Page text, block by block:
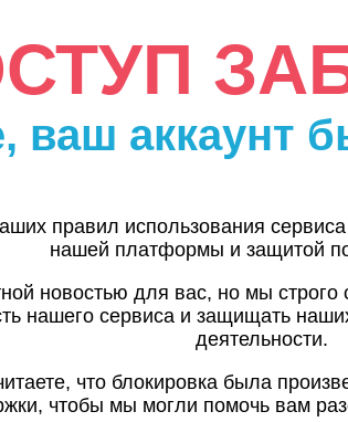
ваш аккаунт
правил использования
нашей платформы и защитой
новостью для вас, но мы
нашего сервиса и защищать
деятельности.
что блокировка была
чтобы мы могли помочь вам